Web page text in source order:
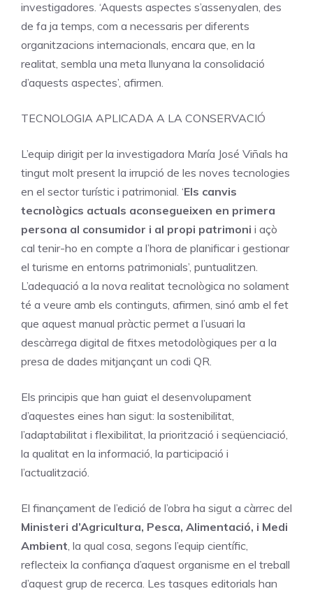
investigadores. ‘Aquests aspectes s’assenyalen, des
de fa ja temps, com a necessaris per diferents
organitzacions internacionals, encara que, en la
realitat, sembla una meta llunyana la consolidació
d’aquests aspectes’, afirmen.
TECNOLOGIA APLICADA A LA CONSERVACIÓ
L’equip dirigit per la investigadora María José Viñals ha
tingut molt present la irrupció de les noves tecnologies
en el sector turístic i patrimonial. ‘Els canvis
tecnològics actuals aconsegueixen en primera
persona al consumidor i al propi patrimoni i açò
cal tenir-ho en compte a l’hora de planificar i gestionar
el turisme en entorns patrimonials’, puntualitzen.
L’adequació a la nova realitat tecnològica no solament
té a veure amb els continguts, afirmen, sinó amb el fet
que aquest manual pràctic permet a l’usuari la
descàrrega digital de fitxes metodològiques per a la
presa de dades mitjançant un codi QR.
Els principis que han guiat el desenvolupament
d’aquestes eines han sigut: la sostenibilitat,
l’adaptabilitat i flexibilitat, la priorització i seqüenciació,
la qualitat en la informació, la participació i
l’actualització.
El finançament de l’edició de l’obra ha sigut a càrrec del
Ministeri d’Agricultura, Pesca, Alimentació, i Medi
Ambient , la qual cosa, segons l’equip científic,
reflecteix la confiança d’aquest organisme en el treball
d’aquest grup de recerca. Les tasques editorials han